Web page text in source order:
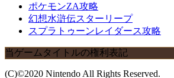
ポケモンZA攻略
幻想水滸伝スターリープ
スプラトゥーンレイダース攻略
当ゲームタイトルの権利表記
(C)©2020 Nintendo All Rights Reserved.